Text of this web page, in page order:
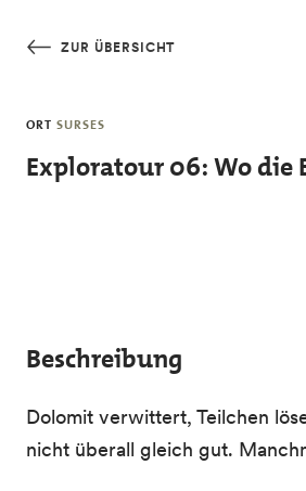
ZUR ÜBERSICHT
ORT SURSES
Exploratour 06: Wo die
Beschreibung
Dolomit verwittert, Teilchen
nicht überall gleich gut.